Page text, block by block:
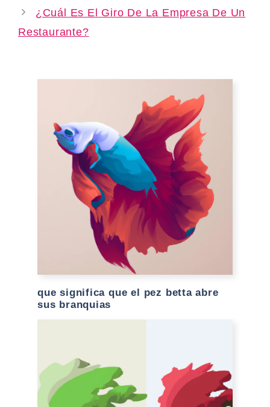
¿Cuál Es El Giro De La Empresa De Un
Restaurante?
que significa que el pez betta abre
sus branquias